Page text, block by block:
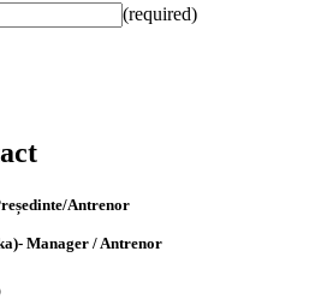
(required)
Antrenor
Manager / Antrenor